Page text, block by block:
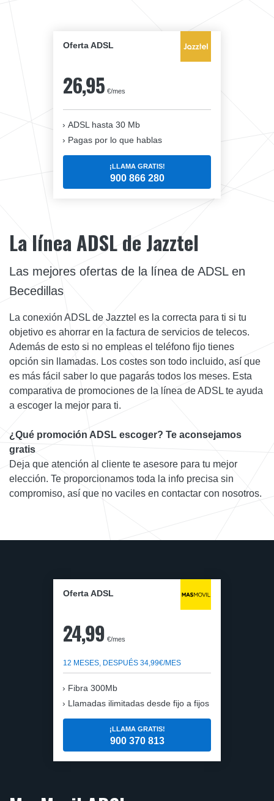
Oferta ADSL
26,95 €/mes
ADSL hasta 30 Mb
Pagas por lo que hablas
¡LLAMA GRATIS!
900 866 280
La línea ADSL de Jazztel
Las mejores ofertas de la línea de ADSL en
Becedillas
La conexión ADSL de Jazztel es la correcta para ti si tu
objetivo es ahorrar en la factura de servicios de telecos.
Además de esto si no empleas el teléfono fijo tienes
opción sin llamadas. Los costes son todo incluido, así que
es más fácil saber lo que pagarás todos los meses. Esta
comparativa de promociones de la línea de ADSL te ayuda
a escoger la mejor para ti.
¿Qué promoción ADSL escoger? Te aconsejamos
gratis
Deja que atención al cliente te asesore para tu mejor
elección. Te proporcionamos toda la info precisa sin
compromiso, así que no vaciles en contactar con nosotros.
Oferta ADSL
24,99 €/mes
12 MESES, DESPUÉS 34,99€/MES
Fibra 300Mb
Llamadas ilimitadas desde fijo a fijos
¡LLAMA GRATIS!
900 370 813